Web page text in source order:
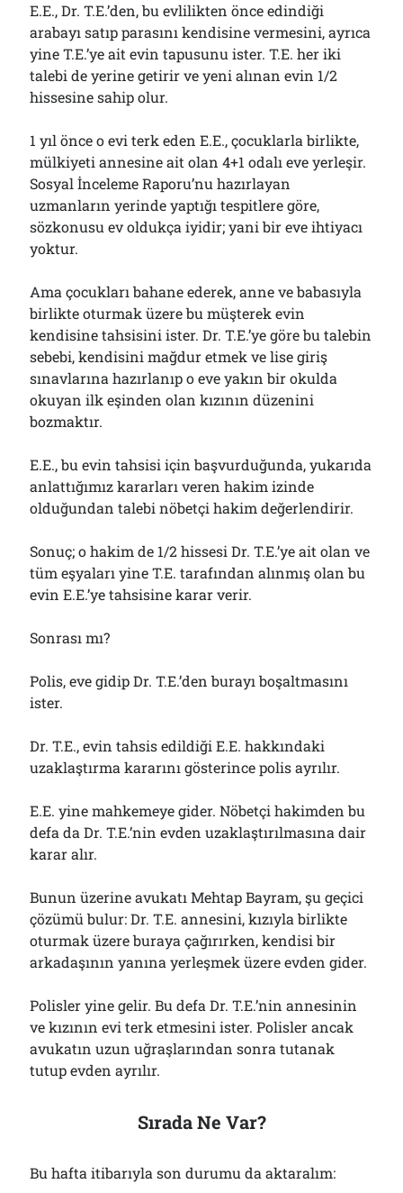
E.E., Dr. T.E.’den, bu evlilikten önce edindiği
arabayı satıp parasını kendisine vermesini, ayrıca
yine T.E.’ye ait evin tapusunu ister. T.E. her iki
talebi de yerine getirir ve yeni alınan evin 1/2
hissesine sahip olur.
1 yıl önce o evi terk eden E.E., çocuklarla birlikte,
mülkiyeti annesine ait olan 4+1 odalı eve yerleşir.
Sosyal İnceleme Raporu’nu hazırlayan
uzmanların yerinde yaptığı tespitlere göre,
sözkonusu ev oldukça iyidir; yani bir eve ihtiyacı
yoktur.
Ama çocukları bahane ederek, anne ve babasıyla
birlikte oturmak üzere bu müşterek evin
kendisine tahsisini ister. Dr. T.E.’ye göre bu talebin
sebebi, kendisini mağdur etmek ve lise giriş
sınavlarına hazırlanıp o eve yakın bir okulda
okuyan ilk eşinden olan kızının düzenini
bozmaktır.
E.E., bu evin tahsisi için başvurduğunda, yukarıda
anlattığımız kararları veren hakim izinde
olduğundan talebi nöbetçi hakim değerlendirir.
Sonuç; o hakim de 1/2 hissesi Dr. T.E.’ye ait olan ve
tüm eşyaları yine T.E. tarafından alınmış olan bu
evin E.E.’ye tahsisine karar verir.
Sonrası mı?
Polis, eve gidip Dr. T.E.’den burayı boşaltmasını
ister.
Dr. T.E., evin tahsis edildiği E.E. hakkındaki
uzaklaştırma kararını gösterince polis ayrılır.
E.E. yine mahkemeye gider. Nöbetçi hakimden bu
defa da Dr. T.E.’nin evden uzaklaştırılmasına dair
karar alır.
Bunun üzerine avukatı Mehtap Bayram, şu geçici
çözümü bulur: Dr. T.E. annesini, kızıyla birlikte
oturmak üzere buraya çağırırken, kendisi bir
arkadaşının yanına yerleşmek üzere evden gider.
Polisler yine gelir. Bu defa Dr. T.E.’nin annesinin
ve kızının evi terk etmesini ister. Polisler ancak
avukatın uzun uğraşlarından sonra tutanak
tutup evden ayrılır.
Sırada Ne Var?
Bu hafta itibarıyla son durumu da aktaralım: